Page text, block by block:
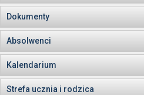
Dokumenty
Absolwenci
Kalendarium
Strefa ucznia i rodzica